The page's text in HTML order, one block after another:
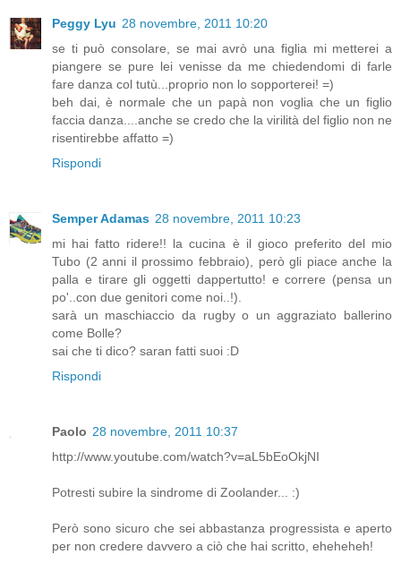
Peggy Lyu 28 novembre, 2011 10:20
se ti può consolare, se mai avrò una figlia mi metterei a
piangere se pure lei venisse da me chiedendomi di farle
fare danza col tutù...proprio non lo sopporterei! =)
beh dai, è normale che un papà non voglia che un figlio
faccia danza....anche se credo che la virilità del figlio non ne
risentirebbe affatto =)
Rispondi
Semper Adamas 28 novembre, 2011 10:23
mi hai fatto ridere!! la cucina è il gioco preferito del mio
Tubo (2 anni il prossimo febbraio), però gli piace anche la
palla e tirare gli oggetti dappertutto! e correre (pensa un
po'..con due genitori come noi..!).
sarà un maschiaccio da rugby o un aggraziato ballerino
come Bolle?
sai che ti dico? saran fatti suoi :D
Rispondi
Paolo 28 novembre, 2011 10:37
http://www.youtube.com/watch?v=aL5bEoOkjNI
Potresti subire la sindrome di Zoolander... :)
Però sono sicuro che sei abbastanza progressista e aperto
per non credere davvero a ciò che hai scritto, eheheheh!